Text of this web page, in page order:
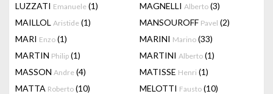
LUZZATI Emanuele (1) MAGNELLI Alberto (3)
MAILLOL Aristide (1) MANSOUROFF Pavel (2)
MARI Enzo (1) MARINI Marino (33)
MARTIN Philip (1) MARTINI Alberto (1)
MASSON Andre (4) MATISSE Henri (1)
MATTA Roberto (10) MELOTTI Fausto (10)